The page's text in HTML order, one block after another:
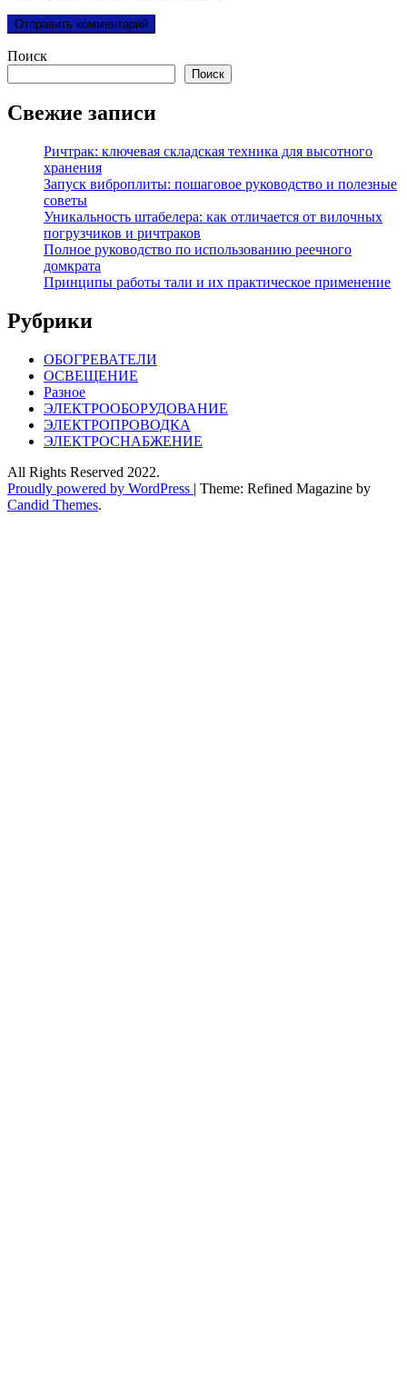
Поиск
Поиск
Свежие записи
Ричтрак: ключевая складская техника для высотного
хранения
Запуск виброплиты: пошаговое руководство и полезные
советы
Уникальность штабелера: как отличается от вилочных
погрузчиков и ричтраков
Полное руководство по использованию реечного
домкрата
Принципы работы тали и их практическое применение
Рубрики
ОБОГРЕВАТЕЛИ
ОСВЕЩЕНИЕ
Разное
ЭЛЕКТРООБОРУДОВАНИЕ
ЭЛЕКТРОПРОВОДКА
ЭЛЕКТРОСНАБЖЕНИЕ
All Rights Reserved 2022.
Proudly powered by WordPress | Theme: Refined Magazine by
Candid Themes.